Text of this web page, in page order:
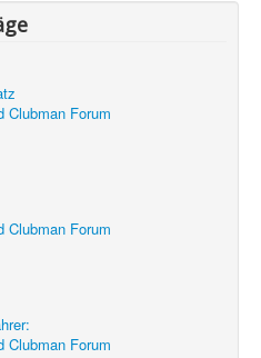
Clubman Forum
Clubman Forum
Clubman Forum